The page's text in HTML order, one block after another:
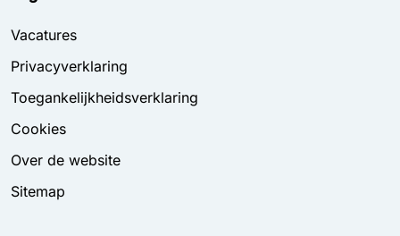
Vacatures
Privacyverklaring
Toegankelijkheidsverklaring
Cookies
Over de website
Sitemap